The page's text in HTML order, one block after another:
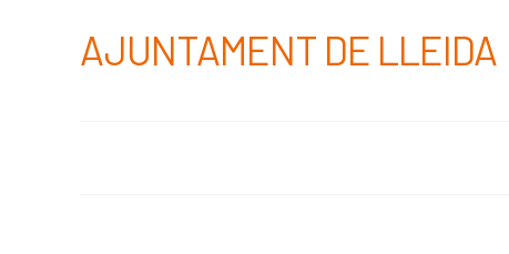
AJUNTAMENT DE LLEIDA